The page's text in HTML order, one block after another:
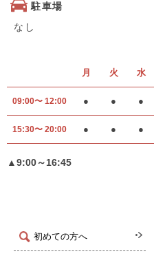
初めての方へ
駐車場
なし
月 火 水
09:00〜 12:00 ● ● ●
15:30〜 20:00 ● ● ●
▲9:00～16:45